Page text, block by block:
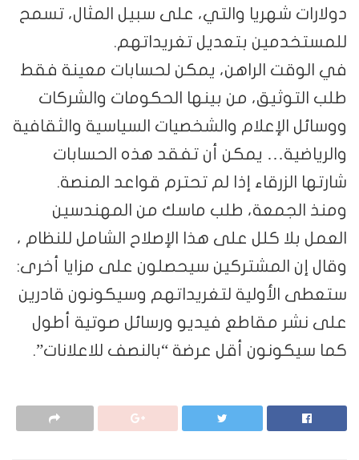
دولارات شهريا والتي، على سبيل المثال، تسمح
للمستخدمين بتعديل تغريداتهم.
في الوقت الراهن، يمكن لحسابات معينة فقط
طلب التوثيق، من بينها الحكومات والشركات
ووسائل الإعلام والشخصيات السياسية والثقافية
والرياضية… يمكن أن تفقد هذه الحسابات
شارتها الزرقاء إذا لم تحترم قواعد المنصة.
ومنذ الجمعة، طلب ماسك من المهندسين
العمل بلا كلل على هذا الإصلاح الشامل للنظام ،
وقال إن المشتركين سيحصلون على مزايا أخرى:
ستعطى الأولية لتغريداتهم وسيكونون قادرين
على نشر مقاطع فيديو ورسائل صوتية أطول
كما سيكونون أقل عرضة “بالنصف للاعلانات”.